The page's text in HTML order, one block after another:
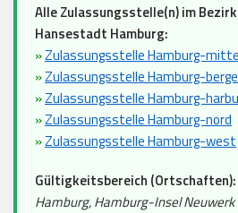
Alle Zulassungsstelle(n) im
Hansestadt Hamburg:
»Zulassungsstelle Hamburg-mitte
»Zulassungsstelle Hamburg-
»Zulassungsstelle Hamburg-
»Zulassungsstelle Hamburg-nord
»Zulassungsstelle Hamburg-west
Gültigkeitsbereich (Ortschaften):
Hamburg, Hamburg-Insel Neuwerk